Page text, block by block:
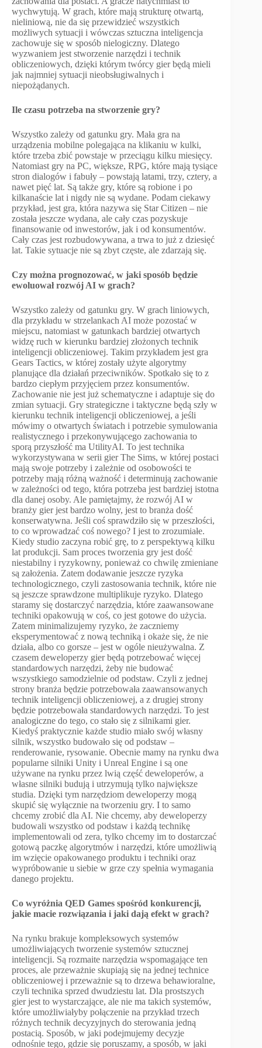
wychwytują. W grach, które mają strukturę otwartą,
nieliniową, nie da się przewidzieć wszystkich
możliwych sytuacji i wówczas sztuczna inteligencja
zachowuje się w sposób nielogiczny. Dlatego
wyzwaniem jest stworzenie narzędzi i technik
obliczeniowych, dzięki którym twórcy gier będą mieli
jak najmniej sytuacji nieobsługiwalnych i
niepożądanych.
Ile czasu potrzeba na stworzenie gry?
Wszystko zależy od gatunku gry. Mała gra na
urządzenia mobilne polegająca na klikaniu w kulki,
które trzeba zbić powstaje w przeciągu kilku miesięcy.
Natomiast gry na PC, większe, RPG, które mają tysiące
stron dialogów i fabuły – powstają latami, trzy, cztery, a
nawet pięć lat. Są także gry, które są robione i po
kilkanaście lat i nigdy nie są wydane. Podam ciekawy
przykład, jest gra, która nazywa się Star Citizen – nie
została jeszcze wydana, ale cały czas pozyskuje
finansowanie od inwestorów, jak i od konsumentów.
Cały czas jest rozbudowywana, a trwa to już z dziesięć
lat. Takie sytuacje nie są zbyt częste, ale zdarzają się.
Czy można prognozować, w jaki sposób będzie
ewoluował rozwój AI w grach?
Wszystko zależy od gatunku gry. W grach liniowych,
dla przykładu w strzelankach AI może pozostać w
miejscu, natomiast w gatunkach bardziej otwartych
widzę ruch w kierunku bardziej złożonych technik
inteligencji obliczeniowej. Takim przykładem jest gra
Gears Tactics, w której zostały użyte algorytmy
planujące dla działań przeciwników. Spotkało się to z
bardzo ciepłym przyjęciem przez konsumentów.
Zachowanie nie jest już schematyczne i adaptuje się do
zmian sytuacji. Gry strategiczne i taktyczne będą szły w
kierunku technik inteligencji obliczeniowej, a jeśli
mówimy o otwartych światach i potrzebie symulowania
realistycznego i przekonywującego zachowania to
sporą przyszłość ma UtilityAI. To jest technika
wykorzystywana w serii gier The Sims, w której postaci
mają swoje potrzeby i zależnie od osobowości te
potrzeby mają różną ważność i determinują zachowanie
w zależności od tego, która potrzeba jest bardziej istotna
dla danej osoby. Ale pamiętajmy, że rozwój AI w
branży gier jest bardzo wolny, jest to branża dość
konserwatywna. Jeśli coś sprawdziło się w przeszłości,
to co wprowadzać coś nowego? I jest to zrozumiałe.
Kiedy studio zaczyna robić grę, to z perspektywą kilku
lat produkcji. Sam proces tworzenia gry jest dość
niestabilny i ryzykowny, ponieważ co chwilę zmieniane
są założenia. Zatem dodawanie jeszcze ryzyka
technologicznego, czyli zastosowania technik, które nie
są jeszcze sprawdzone multiplikuje ryzyko. Dlatego
staramy się dostarczyć narzędzia, które zaawansowane
techniki opakowują w coś, co jest gotowe do użycia.
Zatem minimalizujemy ryzyko, że zaczniemy
eksperymentować z nową techniką i okaże się, że nie
działa, albo co gorsze – jest w ogóle nieużywalna. Z
czasem deweloperzy gier będą potrzebować więcej
standardowych narzędzi, żeby nie budować
wszystkiego samodzielnie od podstaw. Czyli z jednej
strony branża będzie potrzebowała zaawansowanych
technik inteligencji obliczeniowej, a z drugiej strony
będzie potrzebowała standardowych narzędzi. To jest
analogiczne do tego, co stało się z silnikami gier.
Kiedyś praktycznie każde studio miało swój własny
silnik, wszystko budowało się od podstaw –
renderowanie, rysowanie. Obecnie mamy na rynku dwa
popularne silniki Unity i Unreal Engine i są one
używane na rynku przez lwią część deweloperów, a
własne silniki budują i utrzymują tylko największe
studia. Dzięki tym narzędziom deweloperzy mogą
skupić się wyłącznie na tworzeniu gry. I to samo
chcemy zrobić dla AI. Nie chcemy, aby deweloperzy
budowali wszystko od podstaw i każdą technikę
implementowali od zera, tylko chcemy im to dostarczać
gotową paczkę algorytmów i narzędzi, które umożliwią
im wzięcie opakowanego produktu i techniki oraz
wypróbowanie u siebie w grze czy spełnia wymagania
danego projektu.
Co wyróżnia QED Games spośród konkurencji,
jakie macie rozwiązania i jaki dają efekt w grach?
Na rynku brakuje kompleksowych systemów
umożliwiających tworzenie systemów sztucznej
inteligencji. Są rozmaite narzędzia wspomagające ten
proces, ale przeważnie skupiają się na jednej technice
obliczeniowej i przeważnie są to drzewa behawioralne,
czyli technika sprzed dwudziestu lat. Dla prostszych
gier jest to wystarczające, ale nie ma takich systemów,
które umożliwiałyby połączenie na przykład trzech
różnych technik decyzyjnych do sterowania jedną
postacią. Sposób, w jaki podejmujemy decyzje
odnośnie tego, gdzie się poruszamy, a sposób, w jaki